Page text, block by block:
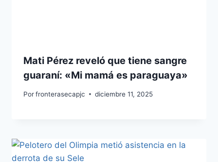
Mati Pérez reveló que tiene sangre
guaraní: «Mi mamá es paraguaya»
Porfronterasecapjc diciembre 11, 2025